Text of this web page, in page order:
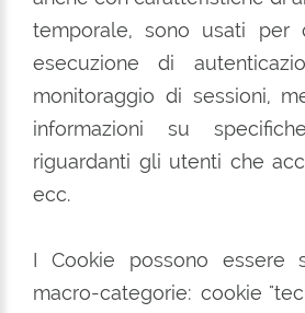
temporale, sono usati per
esecuzione di
monitoraggio di sessioni,
informazioni su
riguardanti gli utenti che
ecc.
I Cookie possono essere
macro-categorie: cookie